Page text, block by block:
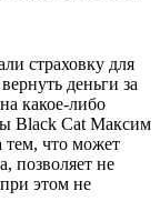
страховку для
деньги за
какое-либо
Black Cat Максим
что может
позволяет не
этом не